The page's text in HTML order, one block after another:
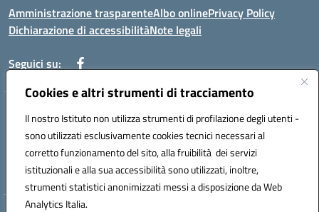
Cookies e altri strumenti di tracciamento
Il nostro Istituto non utilizza strumenti di profilazione degli utenti -
sono utilizzati esclusivamente cookies tecnici necessari al
corretto funzionamento del sito, alla fruibilità dei servizi
istituzionali e alla sua accessibilità sono utilizzati, inoltre,
strumenti statistici anonimizzati messi a disposizione da Web
Analytics Italia.
Amministrazione trasparenteAlbo onlinePrivacy Policy
Dichiarazione di accessibilitàNote legali
Seguici su:
Indirizzo: VIA BRECCIAME, 46 - 81024 MADDALONI (CE)
Mail: CEIC8AU001@istruzione.it - Pec: CEIC8AU001@pec.istruzione.it -
Telefono: 0823408721
Meccanografico: CEIC8AU001
Codice fiscale: 93086080616